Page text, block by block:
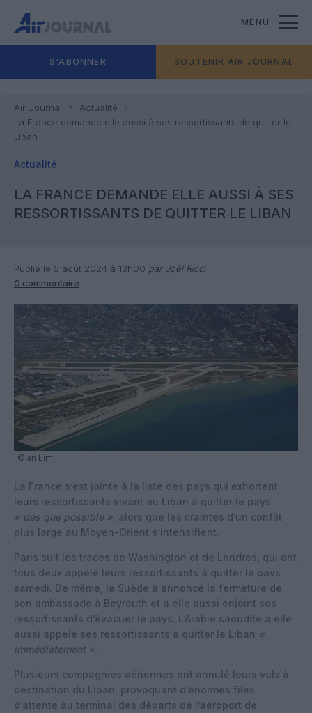
MENU
S'ABONNER SOUTENIR AIR JOURNAL
Air Journal
Actualité
La France demande elle aussi à ses ressortissants de quitter le
Liban
Actualité
LA FRANCE DEMANDE ELLE AUSSI À SES
RESSORTISSANTS DE QUITTER LE LIBAN
Publié le 5 août 2024 à 13h00 par Joël Ricci
0 commentaire
©Ian Lim
La France s’est jointe à la liste des pays qui exhortent
leurs ressortissants vivant au Liban à quitter le pays
« dès que possible », alors que les craintes d’un conflit
plus large au Moyen-Orient s’intensifient.
Paris suit les traces de Washington et de Londres, qui ont
tous deux appelé leurs ressortissants à quitter le pays
samedi. De même, la Suède a annoncé la fermeture de
son ambassade à Beyrouth et a elle aussi enjoint ses
ressortissants d’évacuer le pays. L’Arabie saoudite a elle
aussi appelé ses ressortissants à quitter le Liban «
immédiatement ».
Plusieurs compagnies aériennes ont annulé leurs vols à
destination du Liban, provoquant d’énormes files
d’attente au terminal des départs de l’aéroport de